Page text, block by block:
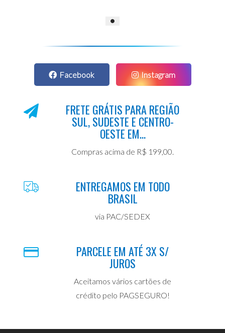
Facebook Instagram
FRETE GRÁTIS PARA REGIÃO
SUL, SUDESTE E CENTRO-
OESTE EM...
Compras acima de R$ 199,00.
ENTREGAMOS EM TODO
BRASIL
via PAC/SEDEX
PARCELE EM ATÉ 3X S/
JUROS
Aceitamos vários cartões de
crédito pelo PAGSEGURO!